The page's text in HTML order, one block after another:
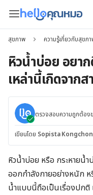
สุขภาพ ความรู้เกี่ยวกับสุขภา
หิวน้ำบ่อย อยา
เหล่านี้เกิดจาก
ตรวจสอบความถูกต้อง
เขียนโดย Sopista Kongchon
หิวน้ำบ่อย หรือ กระหายน้ำ
ออกกำลังกายอย่างหนัก ห
น้ำแบบนี้ถือเป็นเรื่องปกติ